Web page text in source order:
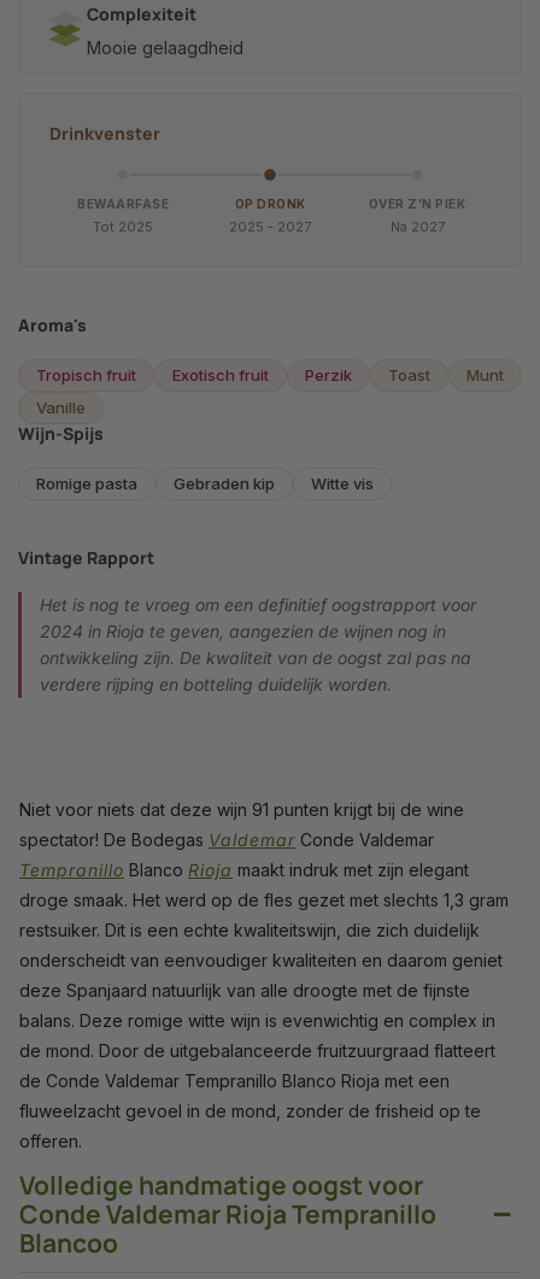
Complexiteit
Mooie gelaagdheid
Drinkvenster
BEWAARFASE
Tot 2025
OP DRONK
2025 - 2027
OVER Z'N PIEK
Na 2027
Aroma's
Tropisch fruit Exotisch fruit Perzik Toast
Munt
Vanille
Wijn-Spijs
Romige pasta Gebraden kip Witte vis
Vintage Rapport
Het is nog te vroeg om een definitief oogstrapport voor
2024 in Rioja te geven, aangezien de wijnen nog in
ontwikkeling zijn. De kwaliteit van de oogst zal pas na
verdere rijping en botteling duidelijk worden.
Niet voor niets dat deze wijn 91 punten krijgt bij de wine
spectator! De Bodegas Valdemar Conde Valdemar
Tempranillo Blanco Rioja maakt indruk met zijn elegant
droge smaak. Het werd op de fles gezet met slechts 1,3 gram
restsuiker. Dit is een echte kwaliteitswijn, die zich duidelijk
onderscheidt van eenvoudiger kwaliteiten en daarom geniet
deze Spanjaard natuurlijk van alle droogte met de fijnste
balans. Deze romige witte wijn is evenwichtig en complex in
de mond. Door de uitgebalanceerde fruitzuurgraad flatteert
de Conde Valdemar Tempranillo Blanco Rioja met een
fluweelzacht gevoel in de mond, zonder de frisheid op te
offeren.
Volledige handmatige oogst voor
Conde Valdemar Rioja Tempranillo
Blancoo
−